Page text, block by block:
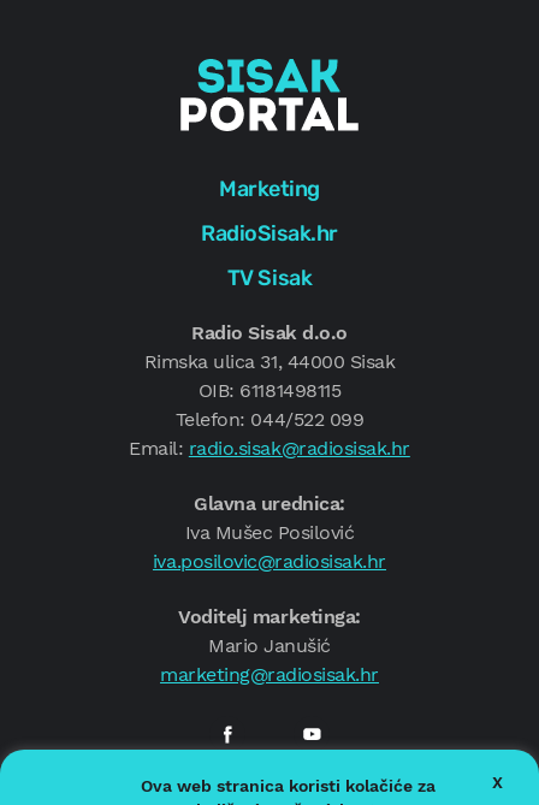
Marketing
RadioSisak.hr
TV Sisak
Radio Sisak d.o.o
Rimska ulica 31, 44000 Sisak
OIB: 61181498115
Telefon: 044/522 099
Email: radio.sisak@radiosisak.hr
Glavna urednica:
Iva Mušec Posilović
iva.posilovic@radiosisak.hr
Voditelj marketinga:
Mario Janušić
marketing@radiosisak.hr
© 2026.Radio Sisak
Ova web stranica koristi kolačiće za
X